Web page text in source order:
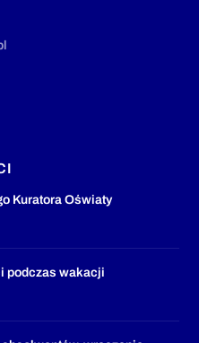
Kuratora Oświaty
podczas wakacji